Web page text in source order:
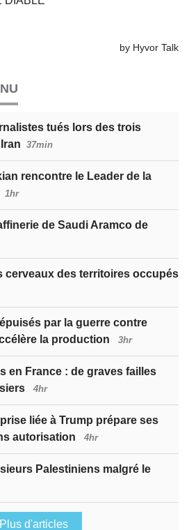
tués lors des trois
37min
rencontre le Leader de la
1hr
de Saudi Aramco de
cerveaux des territoires occupés
par la guerre contre
la production
3hr
en France : de graves failles
4hr
liée à Trump prépare ses
autorisation
4hr
Palestiniens malgré le
Plus d'articles